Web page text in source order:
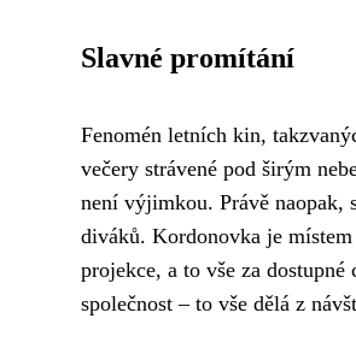
Slavné promítání
Fenomén letních kin,
večery strávené pod širým
není výjimkou. Právě naopak,
diváků. Kordonovka je
projekce, a to vše za
společnost – to vše dělá z